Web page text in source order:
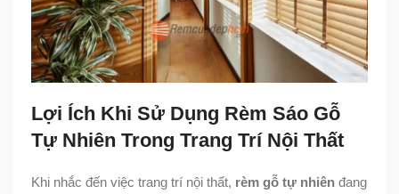
Lợi Ích Khi Sử Dụng Rèm Sáo Gỗ
Tự Nhiên Trong Trang Trí Nội Thất
Khi nhắc đến việc trang trí nội thất, rèm gỗ tự nhiên đang